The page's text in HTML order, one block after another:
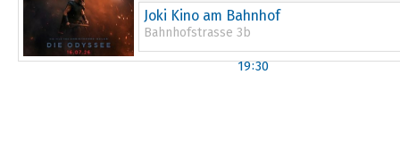
Joki Kino am Bahnhof
Bahnhofstrasse 3b
19:30